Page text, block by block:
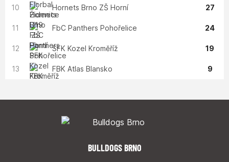
10 Hornets Brno ZŠ Horní 27
11 FbC Panthers Pohořelice 24
12 SFK Kozel Kroměříž 19
13 FBK Atlas Blansko 9
BULLDOGS BRNO